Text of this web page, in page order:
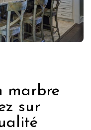
marbre
sur